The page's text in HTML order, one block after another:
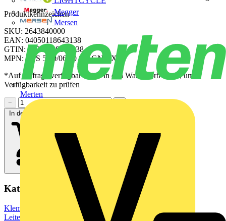
Megger
Mersen
Merten
Produktkennzeichen
SKU: 2643840000
EAN: 04050118643138
GTIN: 04050118643138
MPN: CPS 5.00/06/90 SN GN BX
*Auf Anfrage verfügbar - bitte in den Warenkorb legen, um
Verfügbarkeit zu prüfen
−
In den Warenkorb
Kategorien
Klemmen, Steckverbinder & Verbindungselemente
Leiterplattensteckverbinder